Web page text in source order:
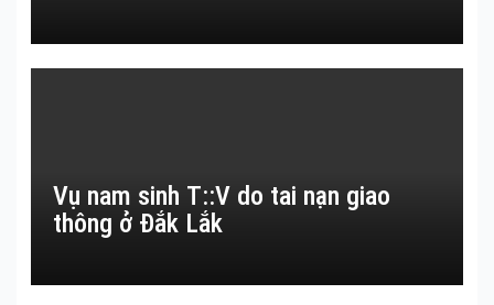
Vụ nam sinh T::V do tai nạn giao
thông ở Đắk Lắk